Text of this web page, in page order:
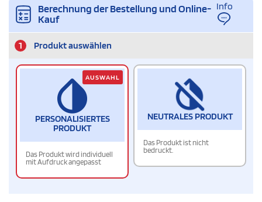
Berechnung der Bestellung und Online-
Kauf
Info
1 Produkt auswählen
PERSONALISIERTES
PRODUKT
Das Produkt wird individuell
mit Aufdruck angepasst
AUSWAHL
NEUTRALES PRODUKT
Das Produkt ist nicht
bedruckt.